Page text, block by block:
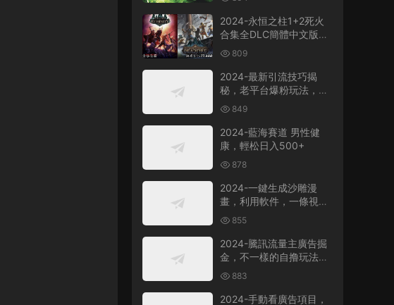
戲即時戰略+支持
win7/win8/win10/win11
2024-永恒之柱1+2死火
合集全DLC簡體中文版電
腦PC單機RPG遊戲
809
2024-最新引流技巧揭
秘，老平台爆粉玩法，單
人單号日引300+創業
粉，作品可直接被百度收
錄
849
2024-藍海賽道 男性健
康，輕松日入500+
878
2024-一鍵生成沙雕漫
畫，利用軟件，一條視頻
播放12W+，單日變現
1000+
855
2024-騰訊流量主廣告掘
金，不一樣的自撸玩法，
日賺500-1000+，無設備
要求
883
2024-手動看廣告項目，